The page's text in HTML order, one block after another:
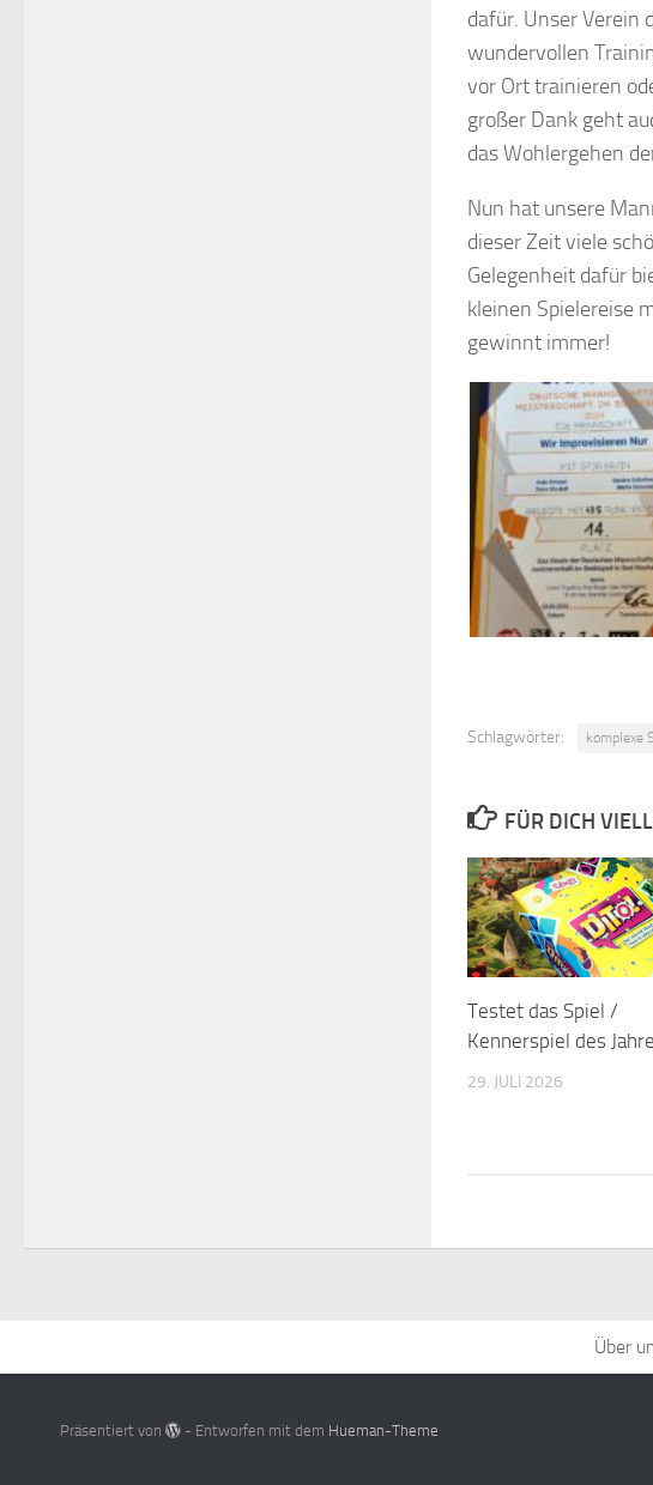
dafür. Unser Verein
wundervollen
vor Ort trainieren
großer Dank geht
das Wohlergehen
Nun hat unsere
dieser Zeit viele
Gelegenheit dafür
kleinen Spielereise
gewinnt immer!
Schlagwörter: komplexe
FÜR DICH
Testet das Spiel /
Kennerspiel des
29. JULI 2026
Über
Präsentiert von - Entworfen mit dem Hueman-Theme